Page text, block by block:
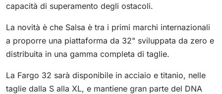
capacità di superamento degli ostacoli.
La novità è che Salsa è tra i primi marchi internazionali
a proporre una piattaforma da 32" sviluppata da zero e
distribuita in una gamma completa di taglie.
La Fargo 32 sarà disponibile in acciaio e titanio, nelle
taglie dalla S alla XL, e mantiene gran parte del DNA